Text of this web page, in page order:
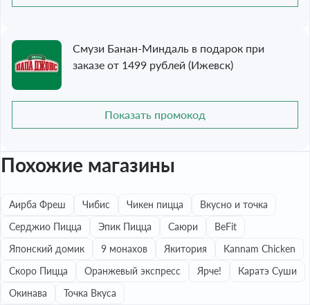
Смузи Банан-Миндаль в подарок при
заказе от 1499 рублей (Ижевск)
Показать промокод
Похожие магазины
Аирба Фреш Чибис Чикен пицца
Вкусно и точка
Серджио Пицца
Эпик Пицца Саюри
BeFit
Японский домик
9 монахов Якитория
Kannam Chicken
Скоро Пицца
Оранжевый экспресс Ярче!
Каратэ Суши
Окинава
Точка Вкуса